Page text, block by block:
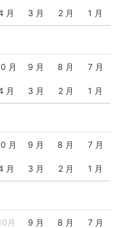
月 3 月 2 月 1 月
月 9 月 8 月 7 月
月 3 月 2 月 1 月
月 9 月 8 月 7 月
月 3 月 2 月 1 月
月 9 月 8 月 7 月